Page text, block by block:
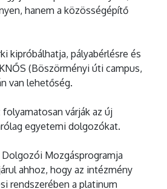
hanem a közösségépítő
kipróbálhatja, pályabérlésre és
(Böszörményi úti campus,
van lehetőség.
várják az új
egyetemi dolgozókat.
Mozgásprogramja
ahhoz, hogy az intézmény
rendszerében a platinum